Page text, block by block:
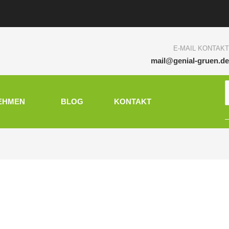
E-MAIL KONTAKT
mail@genial-gruen.de
BLOG KONTAKT